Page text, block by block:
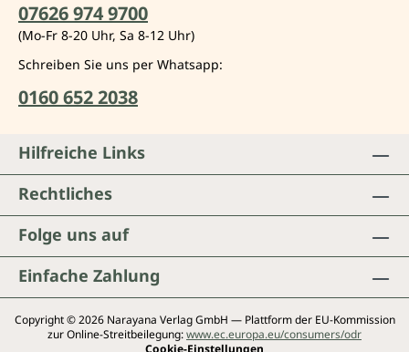
07626 974 9700
(Mo-Fr 8-20 Uhr, Sa 8-12 Uhr)
Schreiben Sie uns per Whatsapp:
0160 652 2038
Folge uns auf
Einfache Zahlung
Hilfreiche Links
Rechtliches
Copyright © 2026 Narayana Verlag GmbH — Plattform der EU-Kommission
zur Online-Streitbeilegung:www.ec.europa.eu/consumers/odr
Cookie-Einstellungen